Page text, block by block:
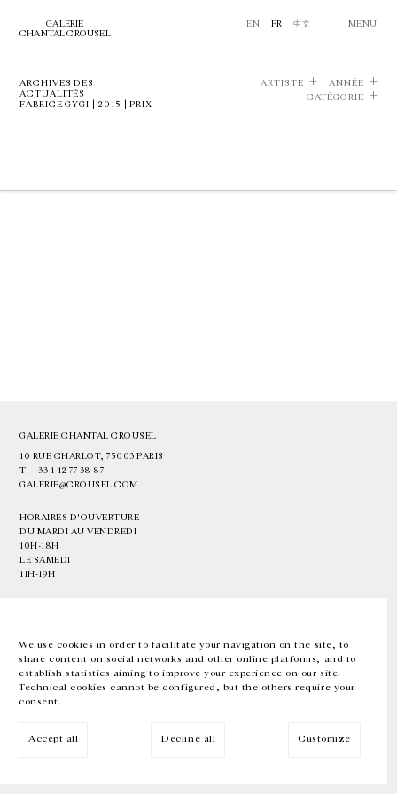
We use cookies in order to facilitate your navigation on the site, to
share content on social networks and other online platforms, and to
establish statistics aiming to improve your experience on our site.
Technical cookies cannot be configured, but the others require your
consent.
Accept all Decline all Customize
GALERIE
CHANTAL CROUSEL
EN FR 中文 MENU
ARCHIVES DES
ACTUALITÉS
FABRICE GYGI | 2015 | PRIX
ARTISTE
ANNÉE
CATÉGORIE
GALERIE CHANTAL CROUSEL
10 RUE CHARLOT, 75003 PARIS
T. +33 1 42 77 38 87
GALERIE@CROUSEL.COM
HORAIRES D'OUVERTURE
DU MARDI AU VENDREDI
10H-18H
LE SAMEDI
11H-19H
EN FR 中文 Facebook Instagram
Inscrivez-vous à notre newsletter